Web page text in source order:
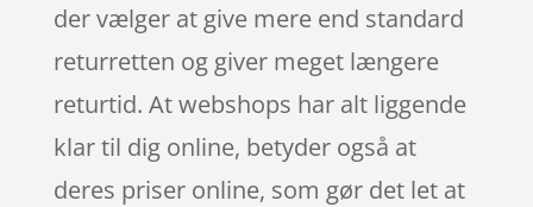
der vælger at give mere end standard
returretten og giver meget længere
returtid. At webshops har alt liggende
klar til dig online, betyder også at
deres priser online, som gør det let at